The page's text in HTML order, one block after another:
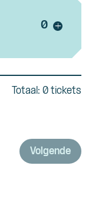
+Voeg
Totaal: 0 tickets
Volgende